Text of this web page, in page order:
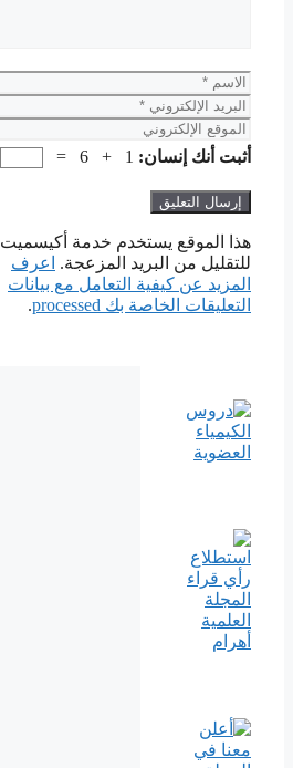
الاسم
البريد
الإلكتروني
الموقع
الإلكتروني
أثبت أنك إنسان: 1 + 6 =
هذا الموقع يستخدم خدمة أكيسميت
للتقليل من البريد المزعجة.
اعرف
المزيد عن كيفية التعامل مع بيانات
التعليقات الخاصة بك processed
.